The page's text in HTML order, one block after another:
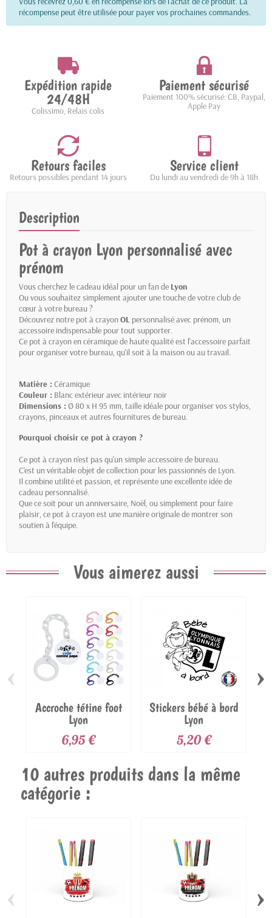
récompense peut être utilisée pour payer vos prochaines commandes.
Expédition rapide
24/48H
Colissimo, Relais colis
Paiement sécurisé
Paiement 100% sécurisé: CB, Paypal,
Apple Pay
Retours faciles
Retours possibles pendant 14 jours
Service client
Du lundi au vendredi de 9h à 18h
Description
Pot à crayon Lyon personnalisé avec
prénom
Vous cherchez le cadeau idéal pour un fan de Lyon
Ou vous souhaitez simplement ajouter une touche de votre club de
cœur à votre bureau ?
Découvrez notre pot à crayonOL personnalisé avec prénom, un
accessoire indispensable pour tout supporter.
Ce pot à crayon en céramique de haute qualité est l'accessoire parfait
pour organiser votre bureau, qu'il soit à la maison ou au travail.
Matière : Céramique
Couleur : Blanc extérieur avec intérieur noir
Dimensions : Ø 80 x H 95 mm, taille idéale pour organiser vos stylos,
crayons, pinceaux et autres fournitures de bureau.
Pourquoi choisir ce pot à crayon ?
Ce pot à crayon n'est pas qu'un simple accessoire de bureau.
C'est un véritable objet de collection pour les passionnés de Lyon.
Il combine utilité et passion, et représente une excellente idée de
cadeau personnalisé.
Que ce soit pour un anniversaire, Noël, ou simplement pour faire
plaisir, ce pot à crayon est une manière originale de montrer son
soutien à l'équipe.
Vous aimerez aussi
Accroche tétine foot
Lyon
6,95 €
Stickers bébé à bord
Lyon
5,20 €
‹ ›
10 autres produits dans la même
catégorie :
‹ ›